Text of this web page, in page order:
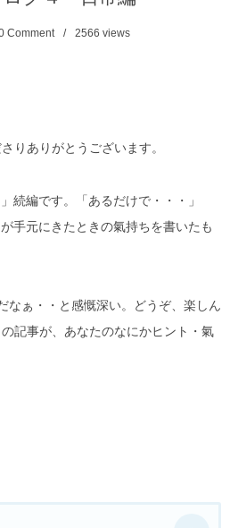
Comment 2566 views
りありがとうございます。
続編です。「あるだけで・・・」
手元にきたときの氣持ちを書いたも
なぁ・・と感慨深い。どうぞ、楽しん
記事が、あなたのなにかヒント・氣